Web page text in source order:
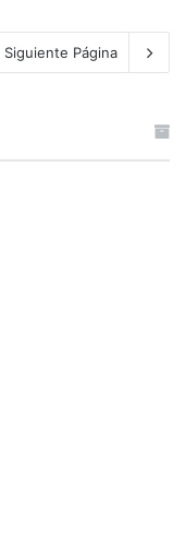
Siguiente Página